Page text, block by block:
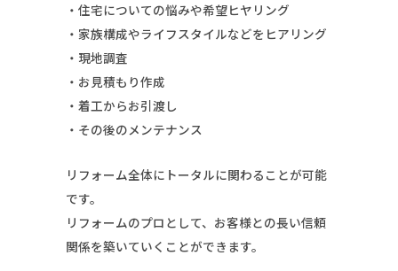
・住宅についての悩みや希望ヒヤリング
・家族構成やライフスタイルなどをヒアリング
・現地調査
・お見積もり作成
・着工からお引渡し
・その後のメンテナンス
リフォーム全体にトータルに関わることが可能
です。
リフォームのプロとして、お客様との長い信頼
関係を築いていくことができます。